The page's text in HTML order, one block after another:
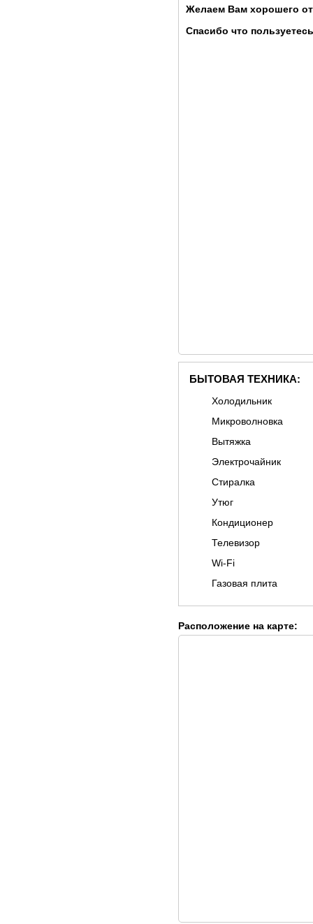
Желаем Вам хорошего
Спасибо что
БЫТОВАЯ ТЕХНИКА:
Холодильник
Микроволновка
Вытяжка
Электрочайник
Стиралка
Утюг
Кондиционер
Телевизор
Wi-Fi
Газовая плита
Расположение на карте: